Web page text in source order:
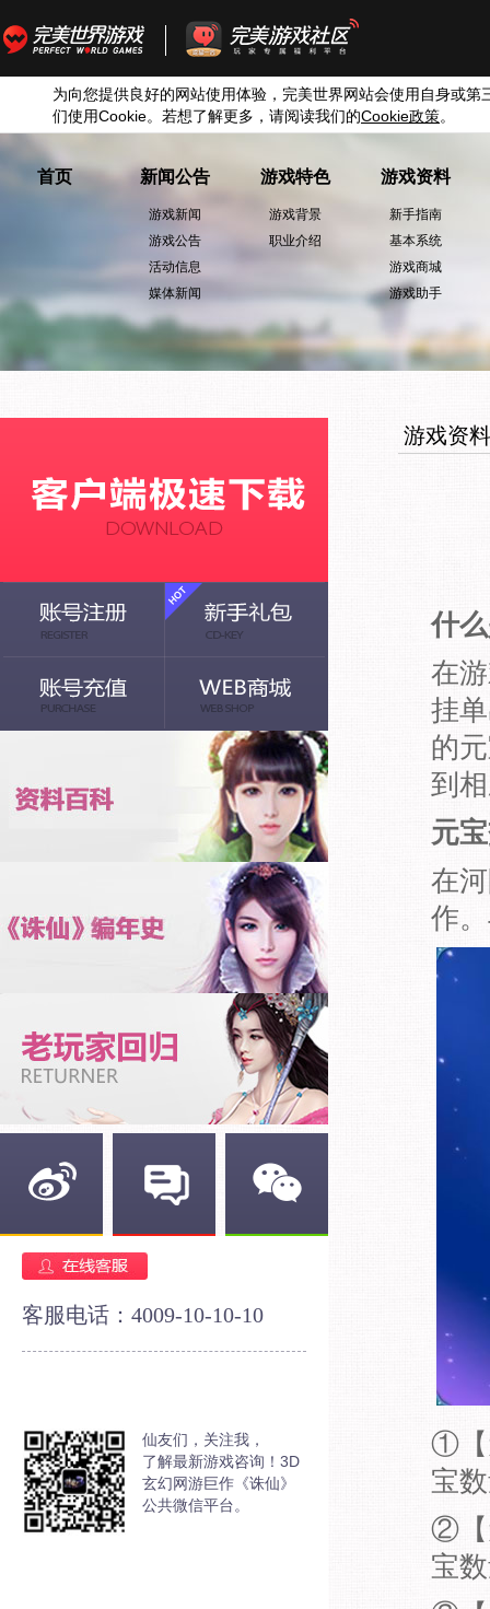
为向您提供良好的网站使用体验，完美世界网站会使用自身或第
们使用Cookie。若想了解更多，请阅读我们的Cookie政策。
首页 新闻公告
游戏新闻
游戏公告
活动信息
媒体新闻
游戏特色
游戏背景
职业介绍
游戏资料
新手指南
基本系统
游戏商城
游戏助手
客服电话：4009-10-10-10
仙友们，关注我，
了解最新游戏咨询！3D
玄幻网游巨作《诛仙》
公共微信平台。
游戏资料
什
在
挂
的
到
元
在
作
①【
宝
②【
宝